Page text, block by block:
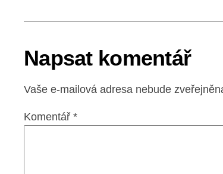
Napsat komentář
Vaše e-mailová adresa nebude
Komentář *